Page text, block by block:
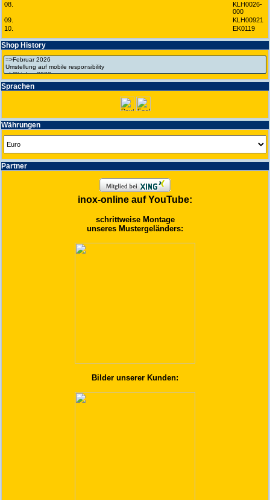
08.
KLH0026-
000
09.
KLH00921
10.
EK0119
Shop History
Spra­chen
Wäh­run­gen
Partner
inox-online auf YouTube:
schrittweise Montage
unseres Mustergeländers:
Bilder unserer Kunden: